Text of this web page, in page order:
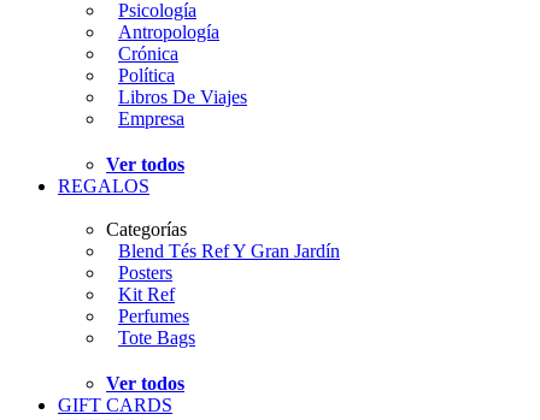
Psicología
Antropología
Crónica
Política
Libros De Viajes
Empresa
Ver todos
REGALOS
Categorías
Blend Tés Ref Y Gran Jardín
Posters
Kit Ref
Perfumes
Tote Bags
Ver todos
GIFT CARDS